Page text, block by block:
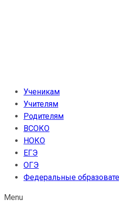
Ученикам
Учителям
Родителям
ВСОКО
НОКО
ЕГЭ
ОГЭ
Федеральные
Menu